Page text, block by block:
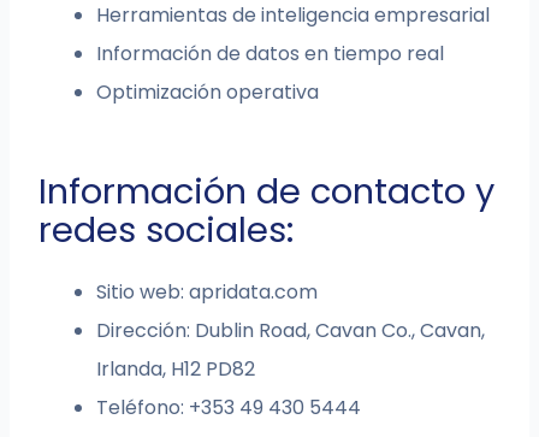
Herramientas de inteligencia empresarial
Información de datos en tiempo real
Optimización operativa
Información de contacto y
redes sociales:
Sitio web: apridata.com
Dirección: Dublin Road, Cavan Co., Cavan,
Irlanda, H12 PD82
Teléfono: +353 49 430 5444